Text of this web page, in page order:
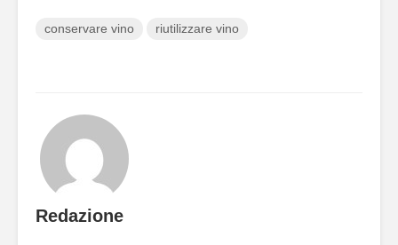
conservare vino riutilizzare vino
Redazione